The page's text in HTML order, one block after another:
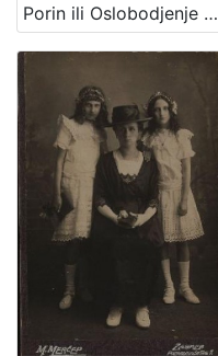
Porin ili Oslobodjenje Hrvata ispod franačkog jarma : junačka opera u 5 čina / Uglazbio Vatroslav Lisinski ; [libreto] dr. Dimitrije Demeter ; glasovirsku udesbu složio Srećko Albini